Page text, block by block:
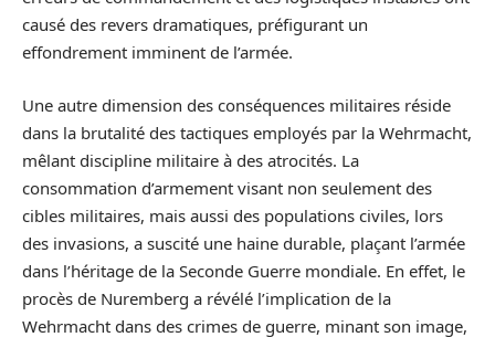
causé des revers dramatiques, préfigurant un
effondrement imminent de l’armée.
Une autre dimension des conséquences militaires réside
dans la brutalité des tactiques employés par la Wehrmacht,
mêlant discipline militaire à des atrocités. La
consommation d’armement visant non seulement des
cibles militaires, mais aussi des populations civiles, lors
des invasions, a suscité une haine durable, plaçant l’armée
dans l’héritage de la Seconde Guerre mondiale. En effet, le
procès de Nuremberg a révélé l’implication de la
Wehrmacht dans des crimes de guerre, minant son image,